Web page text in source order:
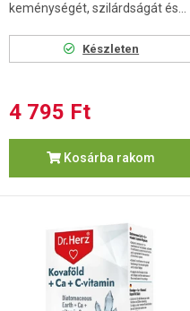
keménységét, szilárdságát és...
Készleten
4 795 Ft
Kosárba rakom